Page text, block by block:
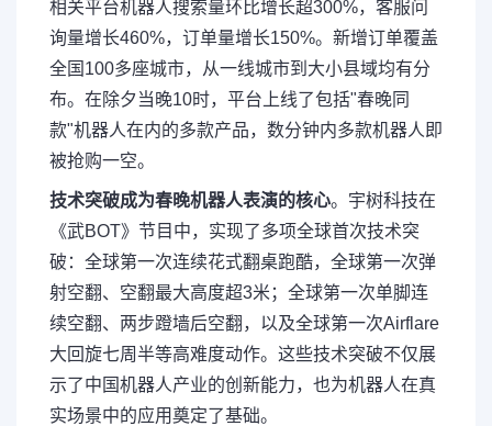
相关平台机器人搜索量环比增长超300%，客服问
询量增长460%，订单量增长150%。新增订单覆盖
全国100多座城市，从一线城市到大小县域均有分
布。在除夕当晚10时，平台上线了包括"春晚同
款"机器人在内的多款产品，数分钟内多款机器人即
被抢购一空。
技术突破成为春晚机器人表演的核心。宇树科技在
《武BOT》节目中，实现了多项全球首次技术突
破：全球第一次连续花式翻桌跑酷，全球第一次弹
射空翻、空翻最大高度超3米；全球第一次单脚连
续空翻、两步蹬墙后空翻，以及全球第一次Airflare
大回旋七周半等高难度动作。这些技术突破不仅展
示了中国机器人产业的创新能力，也为机器人在真
实场景中的应用奠定了基础。